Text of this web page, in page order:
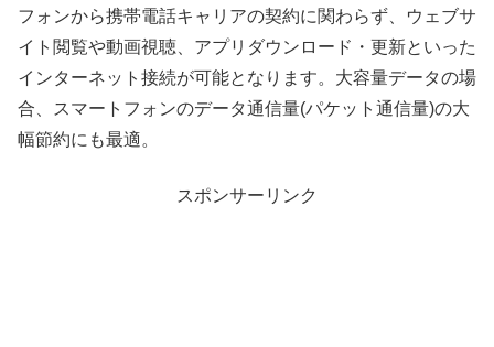
フォンから携帯電話キャリアの契約に関わらず、ウェブサ
イト閲覧や動画視聴、アプリダウンロード・更新といった
インターネット接続が可能となります。大容量データの場
合、スマートフォンのデータ通信量(パケット通信量)の大
幅節約にも最適。
スポンサーリンク